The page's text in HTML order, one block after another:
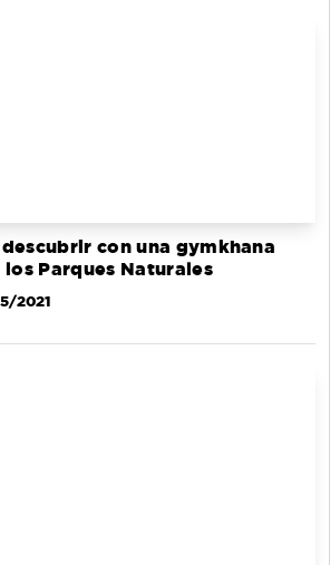
con una gymkhana
los Parques Naturales
2021